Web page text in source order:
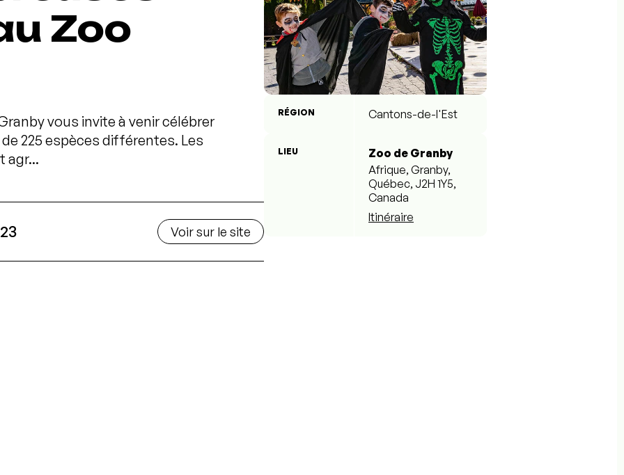
Zoo
vous invite à venir célébrer
225 espèces différentes. Les
agr...
Voir sur le site
RÉGION Cantons-de-l'Est
LIEU
Zoo de Granby
Afrique, Granby,
Québec, J2H 1Y5,
Canada
Itinéraire